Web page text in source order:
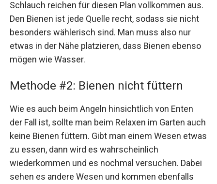
Schlauch reichen für diesen Plan vollkommen aus.
Den Bienen ist jede Quelle recht, sodass sie nicht
besonders wählerisch sind. Man muss also nur
etwas in der Nähe platzieren, dass Bienen ebenso
mögen wie Wasser.
Methode #2: Bienen nicht füttern
Wie es auch beim Angeln hinsichtlich von Enten
der Fall ist, sollte man beim Relaxen im Garten auch
keine Bienen füttern. Gibt man einem Wesen etwas
zu essen, dann wird es wahrscheinlich
wiederkommen und es nochmal versuchen. Dabei
sehen es andere Wesen und kommen ebenfalls